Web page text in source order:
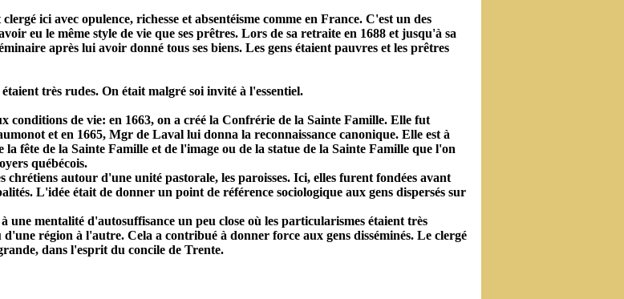
ici avec opulence, richesse et absentéisme comme en France. C'est un des
eu le même style de vie que ses prêtres. Lors de sa retraite en 1688 et jusqu'à sa
après lui avoir donné tous ses biens. Les gens étaient pauvres et les prêtres
très rudes. On était malgré soi invité à l'essentiel.
conditions de vie: en 1663, on a créé la Confrérie de la Sainte Famille. Elle fut
et en 1665, Mgr de Laval lui donna la reconnaissance canonique. Elle est à
fête de la Sainte Famille et de l'image ou de la statue de la Sainte Famille que l'on
québécois.
chrétiens autour d'une unité pastorale, les paroisses. Ici, elles furent fondées avant
L'idée était de donner un point de référence sociologique aux gens dispersés sur
une mentalité d'autosuffisance un peu close où les particularismes étaient très
d'une région à l'autre. Cela a contribué à donner force aux gens disséminés. Le clergé
dans l'esprit du concile de Trente.